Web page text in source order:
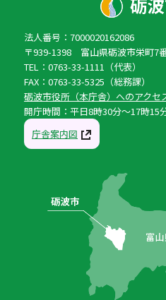
法人番号：7000020162086
〒939-1398 富山県砺波市栄町7
TEL：0763-33-1111（代表）
FAX：0763-33-5325（総務課）
砺波市役所（本庁舎）へのアクセ
開庁時間：平日8時30分〜17時15
庁舎案内図